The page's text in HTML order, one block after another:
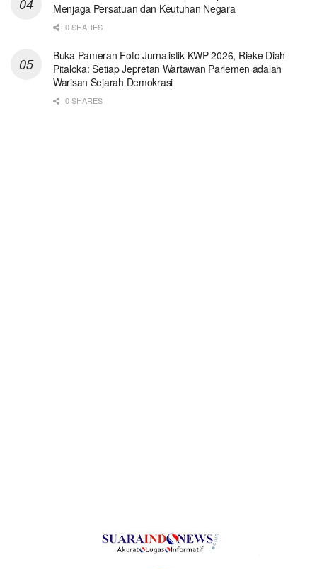
Menjaga Persatuan dan Keutuhan Negara
0 SHARES
Buka Pameran Foto Jurnalistik KWP 2026, Rieke Diah
Pitaloka: Setiap Jepretan Wartawan Parlemen adalah
Warisan Sejarah Demokrasi
0 SHARES